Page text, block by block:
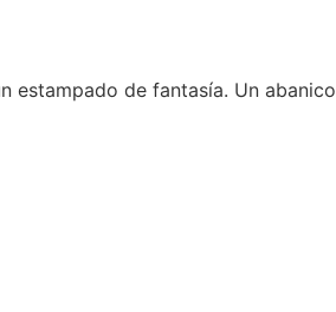
estampado de fantasía. Un abanico